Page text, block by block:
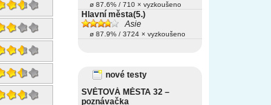
ø 87.6% / 710 × vyzkoušeno
Hlavní města(5.)
Asie
ø 87.9% / 3724 × vyzkoušeno
nové testy
SVĚTOVÁ MĚSTA 32 –
poznávačka